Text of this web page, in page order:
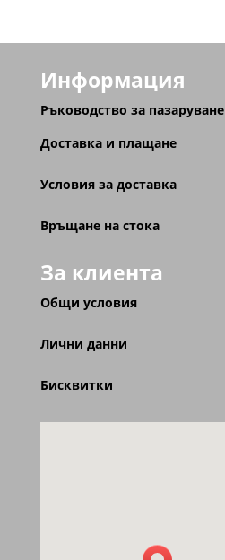
Информация
Ръководство за пазаруване
Доставка и плащане
Условия за доставка
Връщане на стока
За клиента
Общи условия
Лични данни
Бисквитки